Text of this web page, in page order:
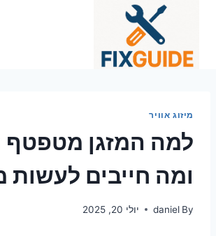
מיזוג אוויר
למה המזגן מטפטף
ומה חייבים לעשות
By
daniel יולי 20, 2025